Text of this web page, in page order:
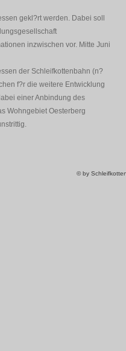
gekl?rt werden. Dabei soll
inzwischen vor. Mitte Juni
der Schleifkottenbahn (n?
f?r die weitere Entwicklung
einer Anbindung des
Wohngebiet Oesterberg
© by